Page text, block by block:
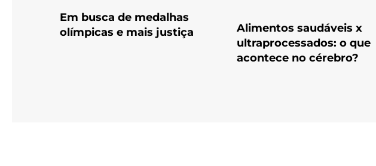
Em busca de medalhas
olímpicas e mais justiça
Alimentos saudáveis x
ultraprocessados: o que
acontece no cérebro?